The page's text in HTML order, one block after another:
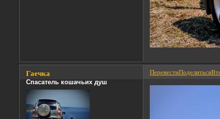
ПеревестиПоделиться
Гаечка
Спасатель кошачьих душ